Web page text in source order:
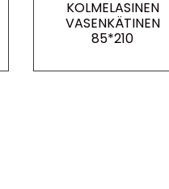
KOLMELASINEN
VASENKÄTINEN
85*210